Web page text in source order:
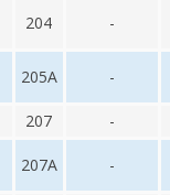
204 -
205А -
207 -
207А -